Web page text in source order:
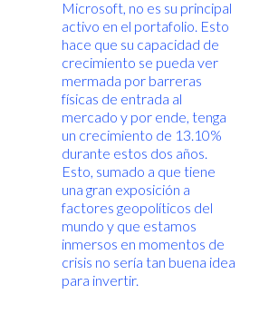
Microsoft, no es su principal
activo en el portafolio. Esto
hace que su capacidad de
crecimiento se pueda ver
mermada por barreras
físicas de entrada al
mercado y por ende, tenga
un crecimiento de 13.10%
durante estos dos años.
Esto, sumado a que tiene
una gran exposición a
factores geopolíticos del
mundo y que estamos
inmersos en momentos de
crisis no sería tan buena idea
para invertir.